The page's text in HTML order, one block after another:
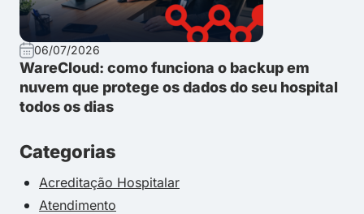
06/07/2026
WareCloud: como funciona o backup em
nuvem que protege os dados do seu hospital
todos os dias
Categorias
Acreditação Hospitalar
Atendimento